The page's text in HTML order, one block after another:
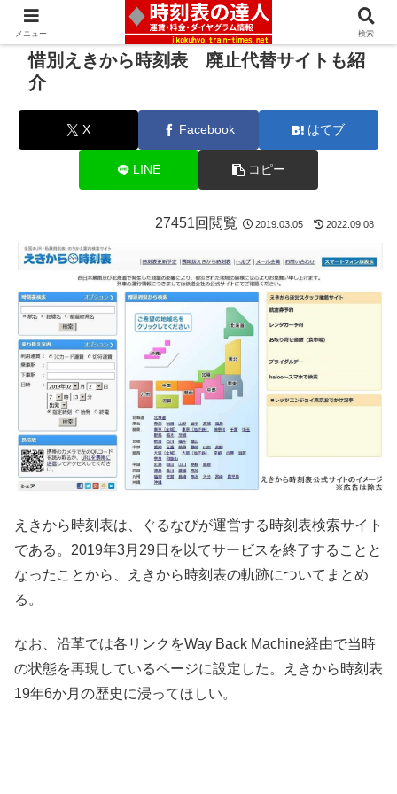
惜別えきから時刻表 廃止代替サイトも紹
介
X Facebook はてブ
LINE コピー
27451回閲覧 2019.03.05 2022.09.08
えきから時刻表は、ぐるなびが運営する時刻表検索サイト
である。2019年3月29日を以てサービスを終了することと
なったことから、えきから時刻表の軌跡についてまとめ
る。
なお、沿革では各リンクをWay Back Machine経由で当時
の状態を再現しているページに設定した。えきから時刻表
19年6か月の歴史に浸ってほしい。
メニュー 検索